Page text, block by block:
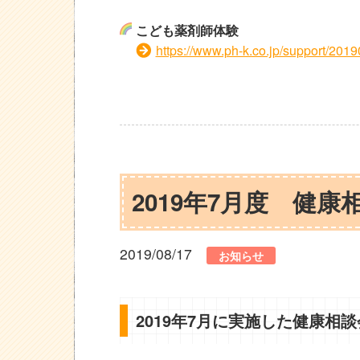
こども薬剤師体験
https://www.ph-k.co.jp/support/
2019年7月度 健康
2019/08/17 お知らせ
2019年7月に実施した健康相